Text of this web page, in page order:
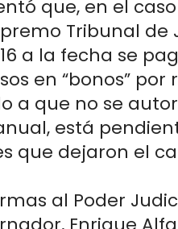
que, en el
Tribunal de
a la fecha se
en “bonos” por
a que no se
está
que dejaron el
al Poder